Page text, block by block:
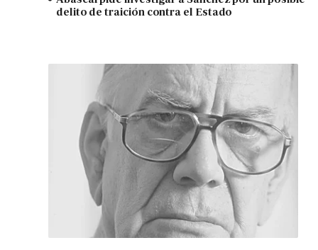
delito de traición contra el Estado